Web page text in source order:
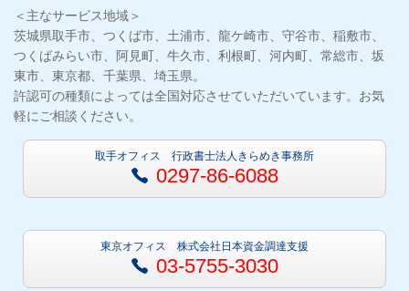
＜主なサービス地域＞
茨城県取手市、つくば市、土浦市、龍ケ崎市、守谷市、稲敷市、
つくばみらい市、阿見町、牛久市、利根町、河内町、常総市、坂
東市、東京都、千葉県、埼玉県。
許認可の種類によっては全国対応させていただいています。お気
軽にご相談ください。
取手オフィス 行政書士法人きらめき事務所
0297-86-6088
東京オフィス 株式会社日本資金調達支援
03-5755-3030